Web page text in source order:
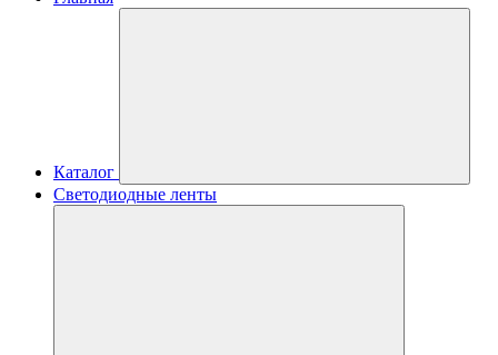
Каталог
Светодиодные ленты